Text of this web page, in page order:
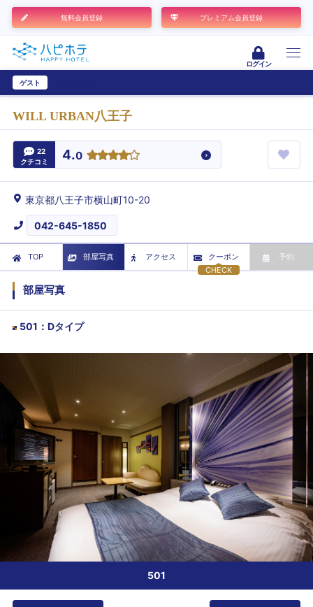
無料会員登録 プレミアム会員登録
ログイン
ゲスト
WILL URBAN八王子
22
クチコミ
4.0
東京都八王子市横山町10-20
042-645-1850
TOP 部屋写真
アクセス
CHECK
クーポン 予約
部屋写真
501 ： Dタイプ
501